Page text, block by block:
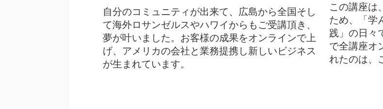
自分のコミュニティが出来て、広島から全国そし
て海外ロサンゼルスやハワイからもご受講頂き、
夢が叶いました。お客様の成果をオンラインで上
げ、アメリカの会社と業務提携し新しいビジネス
が生まれています。
この講座は
ため、「学
践」の日々
で全講座オ
れたのは、